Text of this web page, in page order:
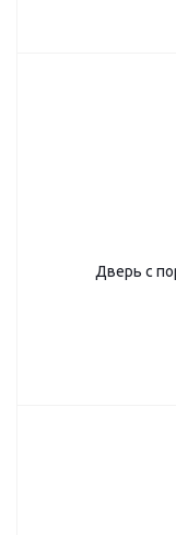
Дверь с